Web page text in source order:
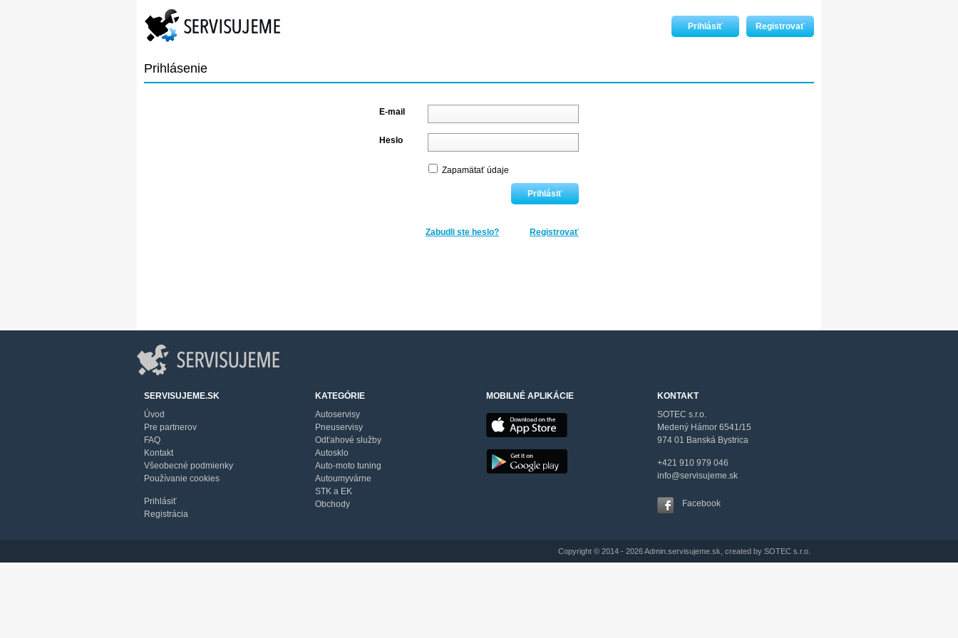
Prihlásiť Registrovať
Prihlásenie
E-mail
Heslo
Zapamätať údaje
Zabudli ste heslo? Registrovať
SERVISUJEME.SK
Úvod
Pre partnerov
FAQ
Kontakt
Všeobecné podmienky
Používanie cookies
Prihlásiť
Registrácia
KATEGÓRIE
Autoservisy
Pneuservisy
Odťahové služby
Autosklo
Auto-moto tuning
Autoumyvárne
STK a EK
Obchody
MOBILNÉ APLIKÁCIE
KONTAKT
SOTEC s.r.o.
Medený Hámor 6541/15
974 01 Banská Bystrica
+421 910 979 046
info@servisujeme.sk
Facebook
Copyright © 2014 - 2026 Admin.servisujeme.sk, created by SOTEC s.r.o.